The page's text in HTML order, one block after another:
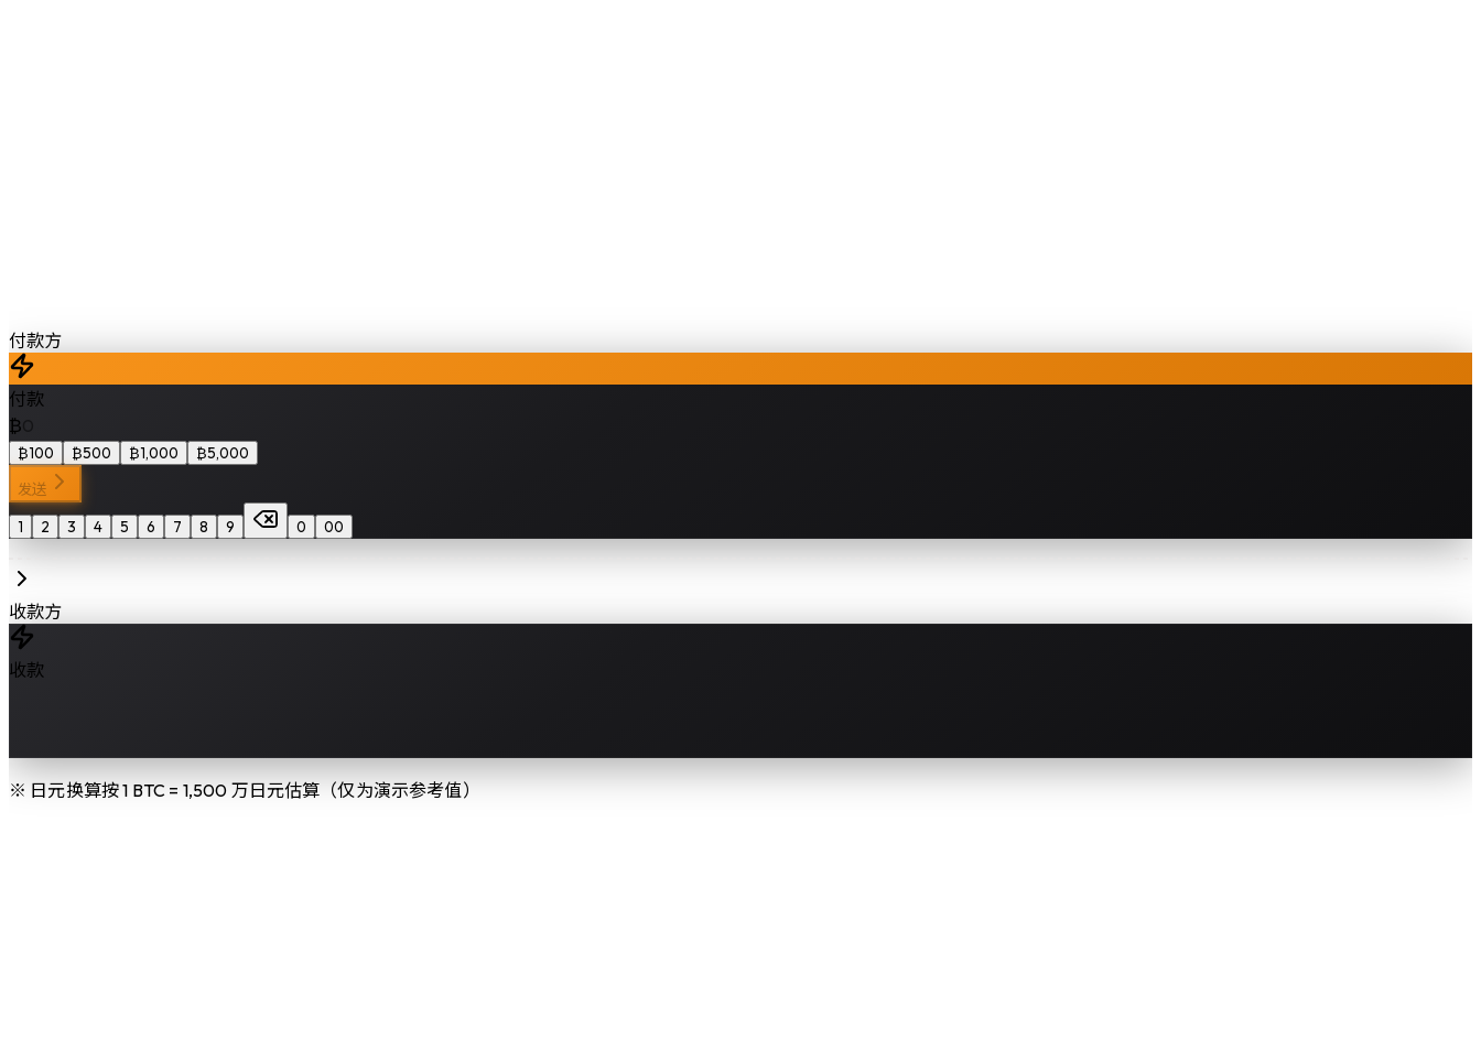
付款方
付款
₿
₿100 ₿500 ₿1,000 ₿5,000
发送
1 2 3 4 5 6 7 8 9 0 00
收款方
收款
※ 日元换算按 1 BTC = 1,500 万日元估算（仅为演示参考值）